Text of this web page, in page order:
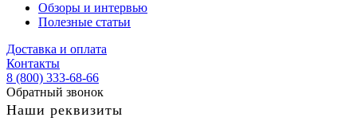
Обзоры и интервью
Полезные статьи
Доставка и оплата
Контакты
8 (800) 333-68-66
Обратный звонок
Наши реквизиты